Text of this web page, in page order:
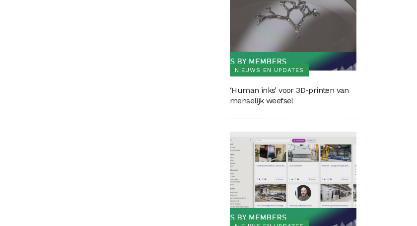
NIEUWS EN UPDATES
‘Human inks’ voor 3D-printen van
menselijk weefsel